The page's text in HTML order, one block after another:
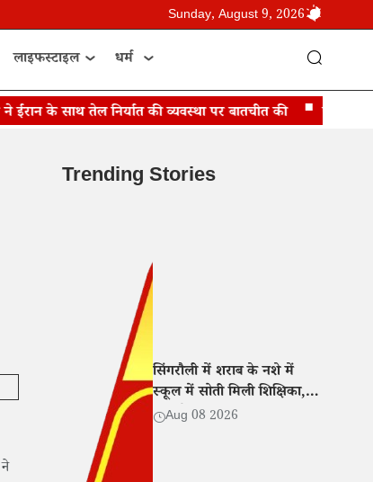
Sunday, August 9, 2026
लाइफस्टाइल धर्म
के साथ तेल निर्यात की व्यवस्था पर बातचीत की जेडी वैंस
Trending Stories
सिंगरौली में शराब के नशे में
स्कूल में सोती मिली शिक्षिका,
कक्ष में बना रखा था ठिकाना
Aug 08 2026